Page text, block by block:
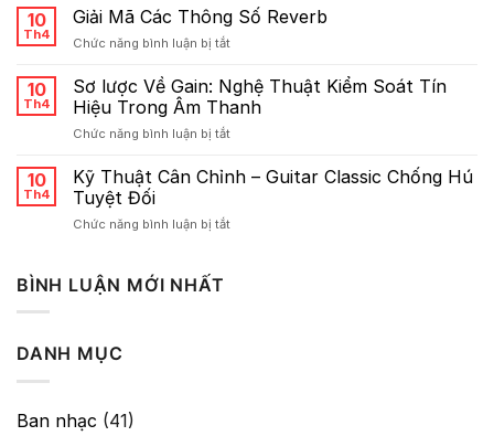
&
Cho
Hát
Mã
Các
Thông
Delay
10
Th4
Giải Mã Các Thông Số Reverb
Chức năng bình luận bị tắtở
Mã
Các
Thông
Số
10
Th4
Sơ lược Về Gain: Nghệ Thuật Kiểm Soát Tín
Hiệu Trong Âm Thanh
Chức năng bình luận bị tắtở
lược
Về
Nghệ
10
Th4
Kỹ Thuật Cân Chỉnh – Guitar Classic Chống Hú
Tuyệt Đối
Chức năng bình luận bị tắtở
BÌNH LUẬN MỚI NHẤT
DANH MỤC
Ban nhạc (41)